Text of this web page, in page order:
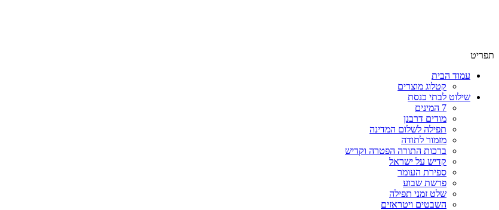
תפריט
עמוד הבית
קטלוג מוצרים
שילוט לבתי כנסת
7 המינים
מודים דרבנן
תפילה לשלום המדינה
מזמור לתודה
ברכות התורה הפטרה וקדיש
קדיש על ישראל
ספירת העומר
פרשת שבוע
שלט זמני תפילה
השבטים ויטראזים